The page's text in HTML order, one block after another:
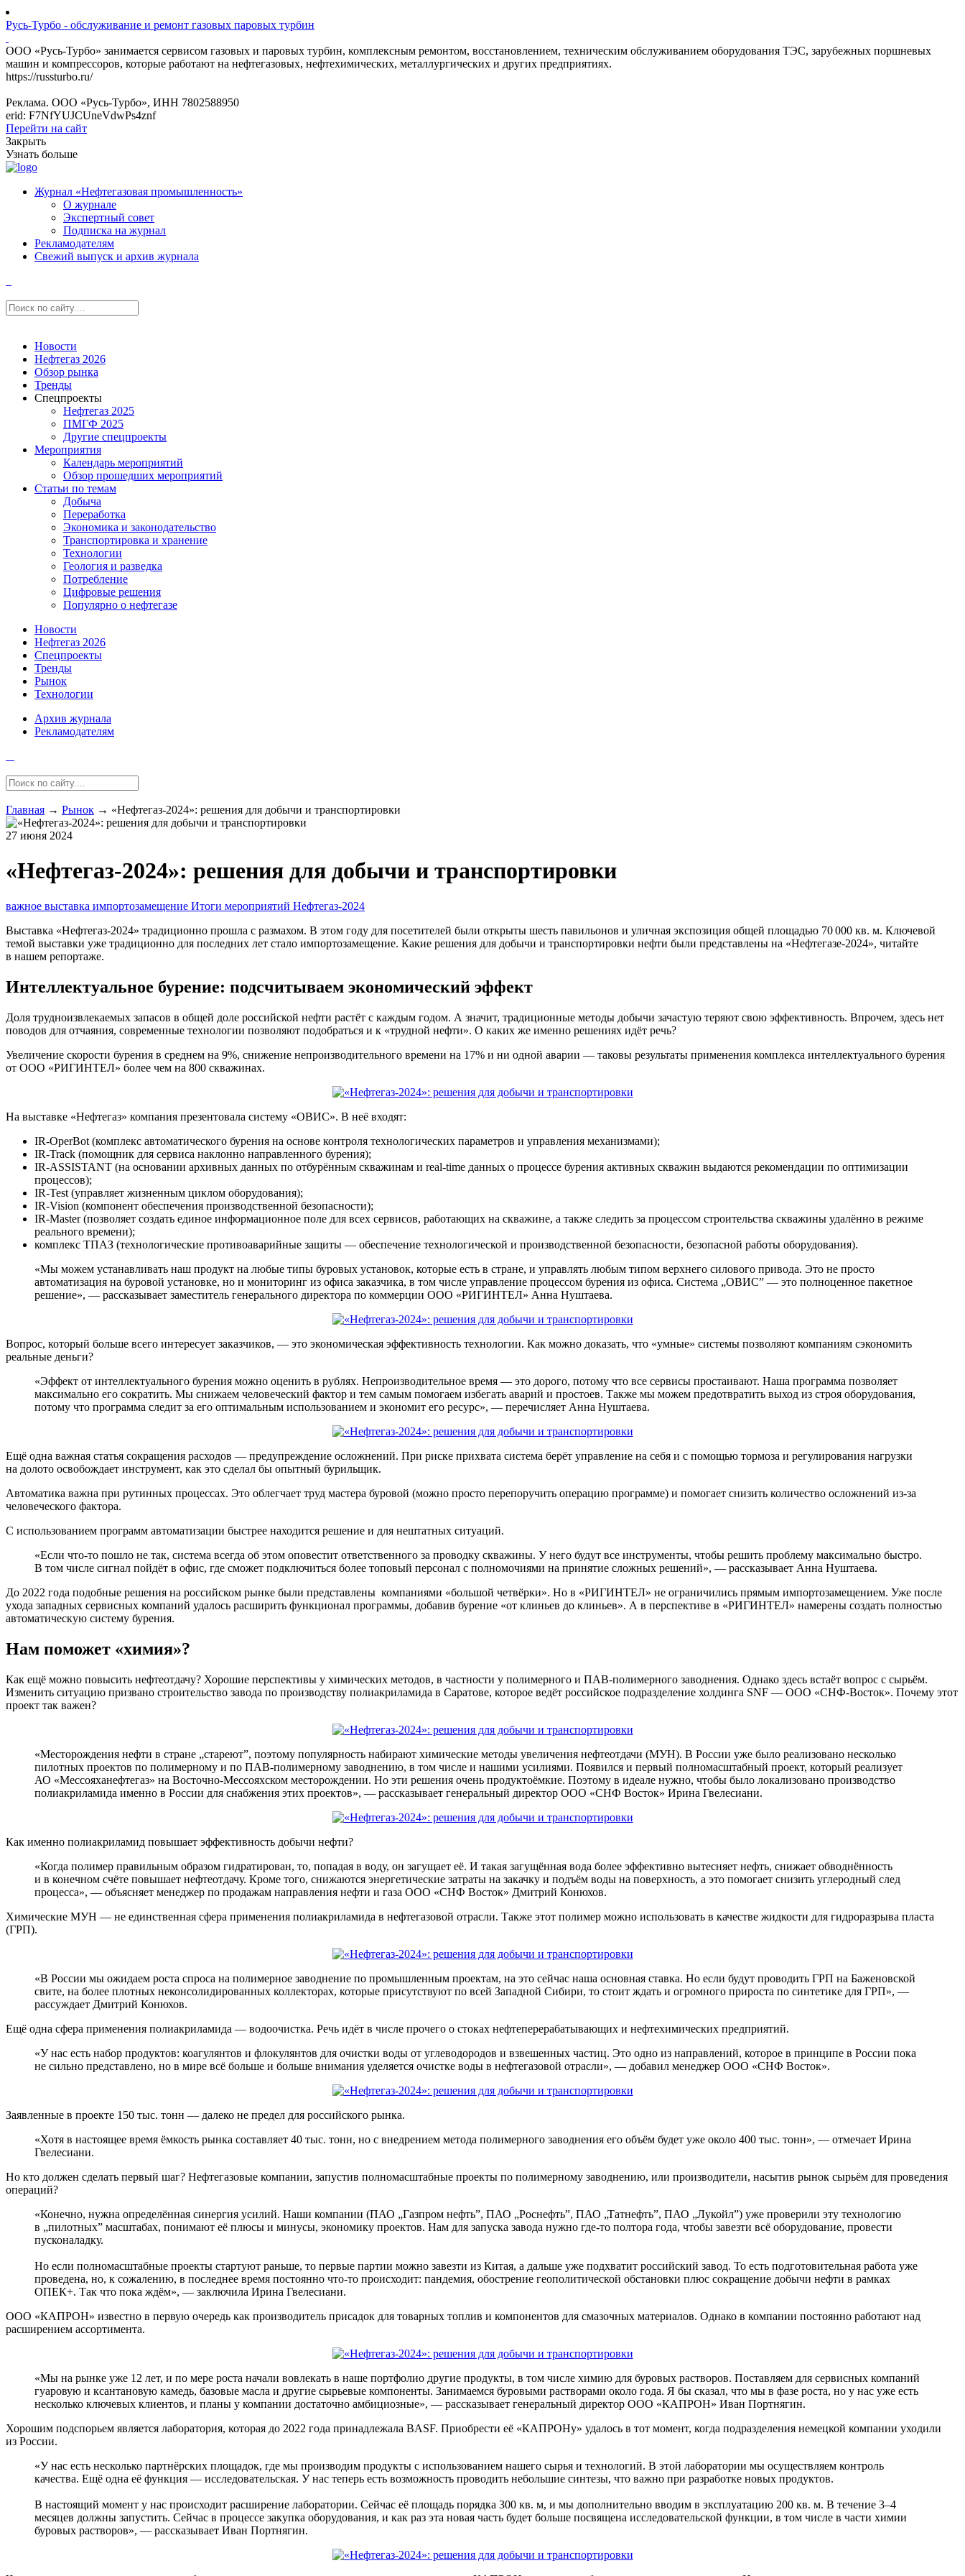
Русь-Турбо - обслуживание и ремонт газовых паровых турбин
ООО «Русь-Турбо» занимается сервисом газовых и паровых турбин, комплексным ремонтом, восстановлением, техническим обслуживанием оборудования ТЭС, зарубежных поршневых
машин и компрессоров, которые работают на нефтегазовых, нефтехимических, металлургических и других предприятиях.
https://russturbo.ru/
Реклама. ООО «Русь-Турбо», ИНН 7802588950
erid: F7NfYUJCUneVdwPs4znf
Перейти на сайт
Закрыть
Узнать больше
Журнал «Нефтегазовая промышленность»
О журнале
Экспертный совет
Подписка на журнал
Рекламодателям
Свежий выпуск и архив журнала
Новости
Нефтегаз 2026
Обзор рынка
Тренды
Спецпроекты
Нефтегаз 2025
ПМГФ 2025
Другие спецпроекты
Мероприятия
Календарь мероприятий
Обзор прошедших мероприятий
Статьи по темам
Добыча
Переработка
Экономика и законодательство
Транспортировка и хранение
Технологии
Геология и разведка
Потребление
Цифровые решения
Популярно о нефтегазе
Новости
Нефтегаз 2026
Спецпроекты
Тренды
Рынок
Технологии
Архив журнала
Рекламодателям
Главная → Рынок → «Нефтегаз-2024»: решения для добычи и транспортировки
27 июня 2024
«Нефтегаз-2024»: решения для добычи и транспортировки
важное выставка импортозамещение Итоги мероприятий Нефтегаз-2024
Выставка «Нефтегаз‑2024» традиционно прошла с размахом. В этом году для посетителей были открыты шесть павильонов и уличная экспозиция общей площадью 70 000 кв. м. Ключевой
темой выставки уже традиционно для последних лет стало импортозамещение. Какие решения для добычи и транспортировки нефти были представлены на «Нефтегазе‑2024», читайте
в нашем репортаже.
Интеллектуальное бурение: подсчитываем экономический эффект
Доля трудноизвлекаемых запасов в общей доле российской нефти растёт с каждым годом. А значит, традиционные методы добычи зачастую теряют свою эффективность. Впрочем, здесь нет
поводов для отчаяния, современные технологии позволяют подобраться и к «трудной нефти». О каких же именно решениях идёт речь?
Увеличение скорости бурения в среднем на 9%, снижение непроизводительного времени на 17% и ни одной аварии — таковы результаты применения комплекса интеллектуального бурения
от ООО «РИГИНТЕЛ» более чем на 800 скважинах.
На выставке «Нефтегаз» компания презентовала систему «ОВИС». В неё входят:
IR-OperBot (комплекс автоматического бурения на основе контроля технологических параметров и управления механизмами);
IR-Track (помощник для сервиса наклонно направленного бурения);
IR-ASSISTANT (на основании архивных данных по отбурённым скважинам и real-time данных о процессе бурения активных скважин выдаются рекомендации по оптимизации
процессов);
IR-Test (управляет жизненным циклом оборудования);
IR-Vision (компонент обеспечения производственной безопасности);
IR-Master (позволяет создать единое информационное поле для всех сервисов, работающих на скважине, а также следить за процессом строительства скважины удалённо в режиме
реального времени);
комплекс ТПАЗ (технологические противоаварийные защиты — обеспечение технологической и производственной безопасности, безопасной работы оборудования).
«Мы можем устанавливать наш продукт на любые типы буровых установок, которые есть в стране, и управлять любым типом верхнего силового привода. Это не просто
автоматизация на буровой установке, но и мониторинг из офиса заказчика, в том числе управление процессом бурения из офиса. Система „ОВИС” — это полноценное пакетное
решение», — рассказывает заместитель генерального директора по коммерции ООО «РИГИНТЕЛ» Анна Нуштаева.
Вопрос, который больше всего интересует заказчиков, — это экономическая эффективность технологии. Как можно доказать, что «умные» системы позволяют компаниям сэкономить
реальные деньги?
«Эффект от интеллектуального бурения можно оценить в руб­лях. Непроизводительное время — это дорого, потому что все сервисы простаивают. Наша программа позволяет
максимально его сократить. Мы снижаем человеческий фактор и тем самым помогаем избегать аварий и простоев. Также мы можем предотвратить выход из строя оборудования,
потому что программа следит за его оптимальным использованием и экономит его ресурс», — перечисляет Анна Нуштаева.
Ещё одна важная статья сокращения расходов — предупреждение осложнений. При риске прихвата система берёт управление на себя и с помощью тормоза и регулирования нагрузки
на долото освобождает инструмент, как это сделал бы опытный бурильщик.
Автоматика важна при рутинных процессах. Это облегчает труд мастера буровой (можно просто перепоручить операцию программе) и помогает снизить количество осложнений из-за
человеческого фактора.
С использованием программ автоматизации быстрее находится решение и для нештатных ситуаций.
«Если что‑то пошло не так, система всегда об этом оповестит ответственного за проводку скважины. У него будут все инструменты, чтобы решить проблему максимально быстро.
В том числе сигнал пойдёт в офис, где сможет подключиться более топовый персонал с полномочиями на принятие сложных решений», — рассказывает Анна Нуштаева.
До 2022 года подобные решения на российском рынке были представлены компаниями «большой четвёрки». Но в «РИГИНТЕЛ» не ограничились прямым импортозамещением. Уже после
ухода западных сервисных компаний удалось расширить функционал программы, добавив бурение «от клиньев до клиньев». А в перспективе в «РИГИНТЕЛ» намерены создать полностью
автоматическую систему бурения.
Нам поможет «химия»?
Как ещё можно повысить нефтеотдачу? Хорошие перспективы у химических методов, в частности у полимерного и ПАВ-полимерного заводнения. Однако здесь встаёт вопрос с сырьём.
Изменить ситуацию призвано строительство завода по производству полиакриламида в Саратове, которое ведёт российское подразделение холдинга SNF — ООО «СНФ-Восток». Почему этот
проект так важен?
«Месторождения нефти в стране „стареют”, поэтому популярность набирают химические методы увеличения нефтеотдачи (МУН). В России уже было реализовано несколько
пилотных проектов по полимерному и по ПАВ-полимерному заводнению, в том числе и нашими усилиями. Появился и первый полномасштабный проект, который реализует
АО «Мессояханефтегаз» на Восточно-­Мессояхском месторождении. Но эти решения очень продуктоёмкие. Поэтому в идеале нужно, чтобы было локализовано производство
полиакриламида именно в России для снабжения этих проектов», — рассказывает генеральный директор ООО «СНФ Восток» Ирина Гвелесиани.
Как именно полиакриламид повышает эффективность добычи нефти?
«Когда полимер правильным образом гидратирован, то, попадая в воду, он загущает её. И такая загущённая вода более эффективно вытесняет нефть, снижает обводнённость
и в конечном счёте повышает нефтеотдачу. Кроме того, снижаются энергетические затраты на закачку и подъём воды на поверхность, а это помогает снизить углеродный след
процесса», — объясняет менеджер по продажам направления нефти и газа ООО «СНФ Восток» Дмитрий Конюхов.
Химические МУН — не единственная сфера применения полиакриламида в нефтегазовой отрасли. Также этот полимер можно использовать в качестве жидкости для гидроразрыва пласта
(ГРП).
«В России мы ожидаем роста спроса на полимерное заводнение по промышленным проектам, на это сейчас наша основная ставка. Но если будут проводить ГРП на Баженовской
свите, на более плотных неконсолидированных коллекторах, которые присутствуют по всей Западной Сибири, то стоит ждать и огромного прироста по синтетике для ГРП», —
рассуждает Дмитрий Конюхов.
Ещё одна сфера применения полиакриламида — водоочистка. Речь идёт в числе прочего о стоках нефтеперерабатывающих и нефтехимических предприятий.
«У нас есть набор продуктов: коагулянтов и флокулянтов для очистки воды от углеводородов и взвешенных частиц. Это одно из направлений, которое в принципе в России пока
не сильно представлено, но в мире всё больше и больше внимания уделяется очистке воды в нефтегазовой отрасли», — добавил менеджер ООО «СНФ Восток».
Заявленные в проекте 150 тыс. тонн — далеко не предел для российского рынка.
«Хотя в настоящее время ёмкость рынка составляет 40 тыс. тонн, но с внедрением метода полимерного заводнения его объём будет уже около 400 тыс. тонн», — отмечает Ирина
Гвелесиани.
Но кто должен сделать первый шаг? Нефтегазовые компании, запустив полномасштабные проекты по полимерному заводнению, или производители, насытив рынок сырьём для проведения
операций?
«Конечно, нужна определённая синергия усилий. Наши компании (ПАО „Газпром нефть”, ПАО „Роснефть”, ПАО „Татнефть”, ПАО „Лукойл”) уже проверили эту технологию
в „пилотных” масштабах, понимают её плюсы и минусы, экономику проектов. Нам для запуска завода нужно где‑то полтора года, чтобы завезти всё оборудование, провести
пусконаладку.
Но если полномасштабные проекты стартуют раньше, то первые партии можно завезти из Китая, а дальше уже подхватит российский завод. То есть подготовительная работа уже
проведена, но, к сожалению, в последнее время постоянно что‑то происходит: пандемия, обострение геополитической обстановки плюс сокращение добычи нефти в рамках
ОПЕК+. Так что пока ждём», — заключила Ирина Гвелесиани.
ООО «КАПРОН» известно в первую очередь как производитель присадок для товарных топлив и компонентов для смазочных материалов. Однако в компании постоянно работают над
расширением ассортимента.
«Мы на рынке уже 12 лет, и по мере роста начали вовлекать в наше портфолио другие продукты, в том числе химию для буровых растворов. Поставляем для сервисных компаний
гуаровую и ксантановую камедь, базовые масла и другие сырьевые компоненты. Занимаемся буровыми растворами около года. Я бы сказал, что мы в фазе роста, но у нас уже есть
несколько ключевых клиентов, и планы у компании достаточно амбициозные», — рассказывает генеральный директор ООО «КАПРОН» Иван Портнягин.
Хорошим подспорьем является лаборатория, которая до 2022 года принадлежала BASF. Приобрести её «КАПРОНу» удалось в тот момент, когда подразделения немецкой компании уходили
из России.
«У нас есть несколько партнёрских площадок, где мы производим продукты с использованием нашего сырья и технологий. В этой лаборатории мы осуществляем контроль
качества. Ещё одна её функция — исследовательская. У нас теперь есть возможность проводить небольшие синтезы, что важно при разработке новых продуктов.
В настоящий момент у нас происходит расширение лаборатории. Сейчас её площадь порядка 300 кв. м, и мы дополнительно вводим в эксплуатацию 200 кв. м. В течение 3–4
месяцев должны запустить. Сейчас в процессе закупка оборудования, и как раз эта новая часть будет больше посвящена исследовательской функции, в том числе в части химии
буровых растворов», — рассказывает Иван Портнягин.